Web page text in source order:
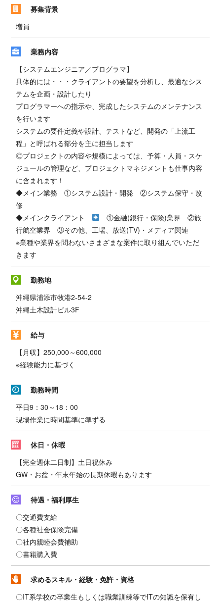
募集背景
増員
業務内容
【システムエンジニア／プログラマ】
具体的には・・・クライアントの要望を分析し、最適なシス
テムを企画・設計したり
プログラマーへの指示や、完成したシステムのメンテナンス
を行います
システムの要件定義や設計、テストなど、開発の「上流工
程」と呼ばれる部分を主に担当します
◎プロジェクトの内容や規模によっては、予算・人員・スケ
ジュールの管理など、プロジェクトマネジメントも仕事内容
に含まれます！
◆メイン業務 ①システム設計・開発 ②システム保守・改
修
◆メインクライアント
①金融(銀行・保険)業界 ②旅
行航空業界 ③その他、工場、放送(TV)・メディア関連
※業種や業界を問わないさまざまな案件に取り組んでいただ
きます
勤務地
沖縄県浦添市牧港2-54-2
沖縄土木設計ビル3F
給与
【月収】250,000～600,000
※経験能力に基づく
勤務時間
平日9：30～18：00
現場作業に時間基準に準ずる
休日・休暇
【完全週休二日制】土日祝休み
GW・お盆・年末年始の長期休暇もあります
待遇・福利厚生
〇交通費支給
〇各種社会保険完備
〇社内親睦会費補助
〇書籍購入費
求めるスキル・経験・免許・資格
〇IT系学校の卒業生もしくは職業訓練等でITの知識を保有し